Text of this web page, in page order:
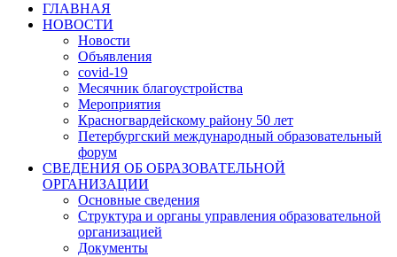
ГЛАВНАЯ
НОВОСТИ
Новости
Объявления
covid-19
Месячник благоустройства
Мероприятия
Красногвардейскому району 50 лет
Петербургский международный образовательный
форум
СВЕДЕНИЯ ОБ ОБРАЗОВАТЕЛЬНОЙ
ОРГАНИЗАЦИИ
Основные сведения
Структура и органы управления образовательной
организацией
Документы